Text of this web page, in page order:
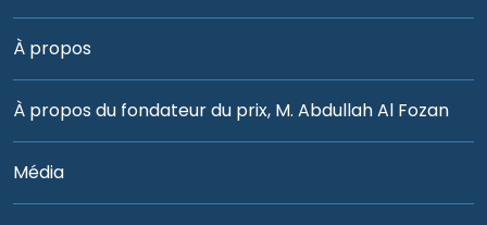
À propos
À propos du fondateur du prix, M. Abdullah Al Fozan
Média